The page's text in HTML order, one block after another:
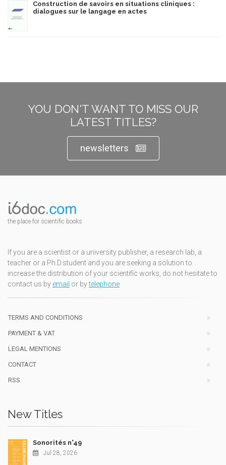
Construction de savoirs en situations cliniques :
dialogues sur le langage en actes
YOU DON'T WANT TO MISS OUR
LATEST TITLES?
newsletters
the place for scientific books
If you are a scientist or a university publisher, a research lab, a
teacher or a Ph.D.student and you are seeking a solution to
increase the distribution of your scientific works, do not hesitate to
contact us by email or bytelephone
TERMS AND CONDITIONS
PAYMENT & VAT
LEGAL MENTIONS
CONTACT
RSS
New Titles
Sonorités n°49
Jul 28, 2026